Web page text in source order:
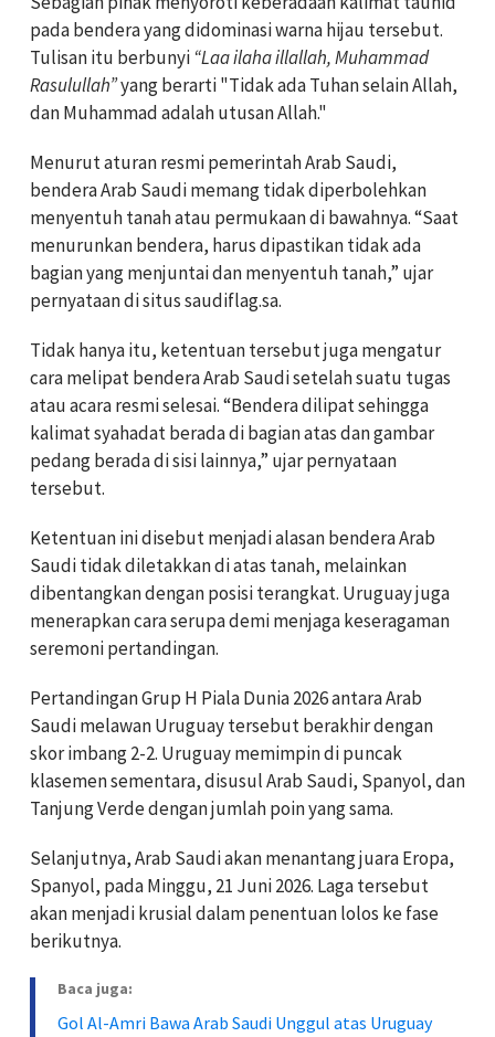
pada bendera yang didominasi warna hijau tersebut.
Tulisan itu berbunyi “Laa ilaha illallah, Muhammad
Rasulullah”yang berarti "Tidak ada Tuhan selain Allah,
dan Muhammad adalah utusan Allah."
Menurut aturan resmi pemerintah Arab Saudi,
bendera Arab Saudi memang tidak diperbolehkan
menyentuh tanah atau permukaan di bawahnya. “Saat
menurunkan bendera, harus dipastikan tidak ada
bagian yang menjuntai dan menyentuh tanah,” ujar
pernyataan di situs saudiflag.sa.
Tidak hanya itu, ketentuan tersebut juga mengatur
cara melipat bendera Arab Saudi setelah suatu tugas
atau acara resmi selesai. “Bendera dilipat sehingga
kalimat syahadat berada di bagian atas dan gambar
pedang berada di sisi lainnya,” ujar pernyataan
tersebut.
Ketentuan ini disebut menjadi alasan bendera Arab
Saudi tidak diletakkan di atas tanah, melainkan
dibentangkan dengan posisi terangkat. Uruguay juga
menerapkan cara serupa demi menjaga keseragaman
seremoni pertandingan.
Pertandingan Grup H Piala Dunia 2026 antara Arab
Saudi melawan Uruguay tersebut berakhir dengan
skor imbang 2-2. Uruguay memimpin di puncak
klasemen sementara, disusul Arab Saudi, Spanyol, dan
Tanjung Verde dengan jumlah poin yang sama.
Selanjutnya, Arab Saudi akan menantang juara Eropa,
Spanyol, pada Minggu, 21 Juni 2026. Laga tersebut
akan menjadi krusial dalam penentuan lolos ke fase
berikutnya.
Baca juga:
Gol Al-Amri Bawa Arab Saudi Unggul atas Uruguay